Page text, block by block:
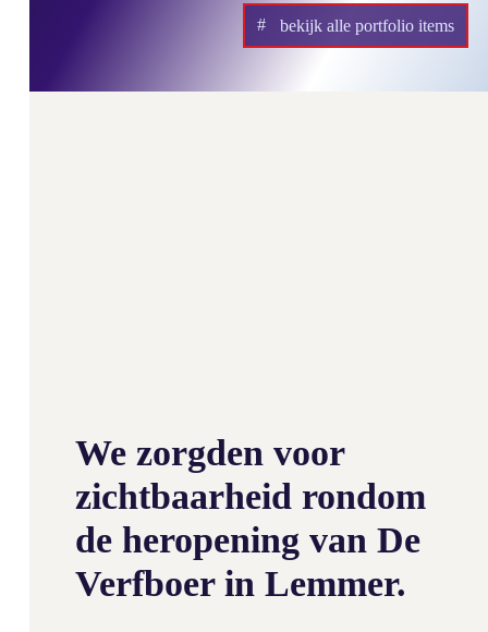
bekijk alle portfolio items
We zorgden voor
zichtbaarheid rondom
de heropening van De
Verfboer in Lemmer.